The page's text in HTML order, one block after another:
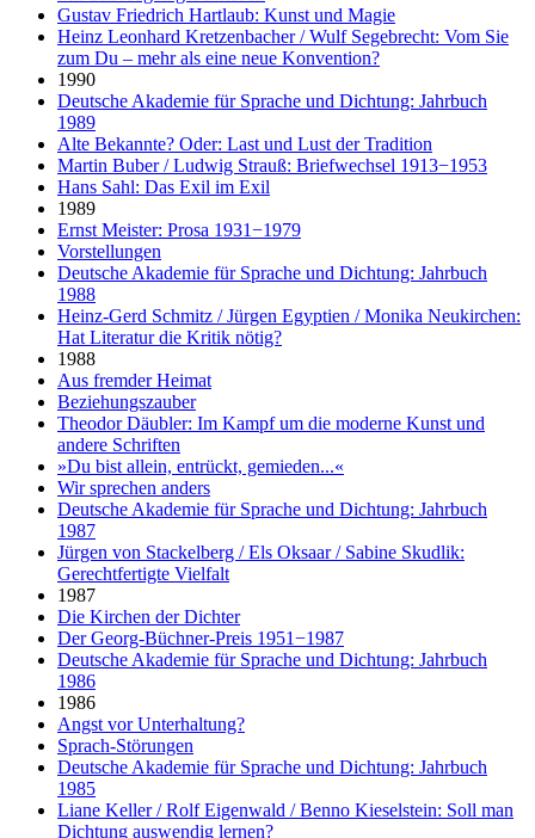
Gustav Friedrich Hartlaub: Kunst und Magie
Heinz Leonhard Kretzenbacher / Wulf Segebrecht: Vom Sie
zum Du – mehr als eine neue Konvention?
1990
Deutsche Akademie für Sprache und Dichtung: Jahrbuch
1989
Alte Bekannte? Oder: Last und Lust der Tradition
Martin Buber / Ludwig Strauß: Briefwechsel 1913−1953
Hans Sahl: Das Exil im Exil
1989
Ernst Meister: Prosa 1931−1979
Vorstellungen
Deutsche Akademie für Sprache und Dichtung: Jahrbuch
1988
Heinz-Gerd Schmitz / Jürgen Egyptien / Monika Neukirchen:
Hat Literatur die Kritik nötig?
1988
Aus fremder Heimat
Beziehungszauber
Theodor Däubler: Im Kampf um die moderne Kunst und
andere Schriften
»Du bist allein, entrückt, gemieden...«
Wir sprechen anders
Deutsche Akademie für Sprache und Dichtung: Jahrbuch
1987
Jürgen von Stackelberg / Els Oksaar / Sabine Skudlik:
Gerechtfertigte Vielfalt
1987
Die Kirchen der Dichter
Der Georg-Büchner-Preis 1951−1987
Deutsche Akademie für Sprache und Dichtung: Jahrbuch
1986
1986
Angst vor Unterhaltung?
Sprach-Störungen
Deutsche Akademie für Sprache und Dichtung: Jahrbuch
1985
Liane Keller / Rolf Eigenwald / Benno Kieselstein: Soll man
Dichtung auswendig lernen?